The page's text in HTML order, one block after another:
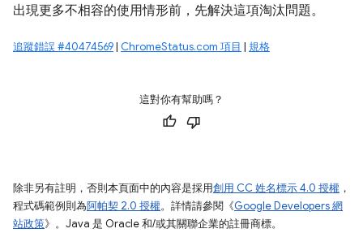
出現更多不相容的使用情形前，先解決這項淘汰問題。
追蹤錯誤 #40474569| ChromeStatus.com 項目 | 規格
這對你有幫助嗎？
除非另有註明，否則本頁面中的內容是採用創用 CC 姓名標示 4.0 授權 ，
程式碼範例則為阿帕契 2.0 授權。詳情請參閱《Google Developers 網
站政策》。Java 是 Oracle 和/或其關聯企業的註冊商標。